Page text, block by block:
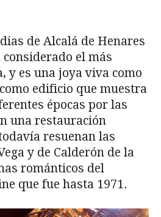
de Alcalá de Henares
considerado el más
y es una joya viva como
edificio que muestra
épocas por las
una restauración
resuenan las
y de Calderón de la
románticos del
que fue hasta 1971.